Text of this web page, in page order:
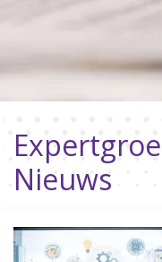
Nieuws